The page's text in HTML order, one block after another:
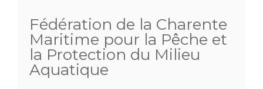
Fédération de la Charente
Maritime pour la Pêche et
la Protection du Milieu
Aquatique